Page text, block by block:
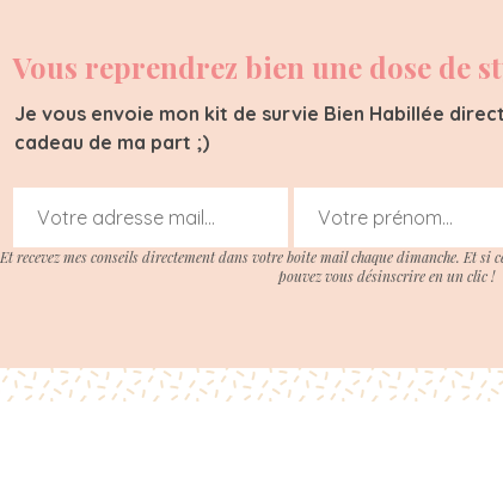
Vous reprendrez bien une dose de
Je vous envoie mon kit de survie Bien Habillée
cadeau de ma part ;)
Et recevez mes conseils directement dans votre boite mail chaque dimanche. Et si
pouvez vous désinscrire en un clic !